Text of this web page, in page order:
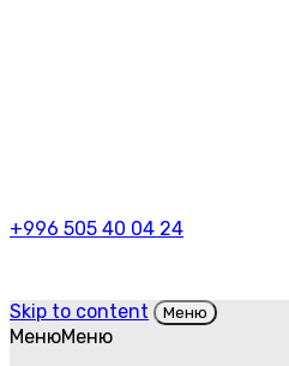
+996 505 40 04 24
Skip to content Меню
МенюМеню